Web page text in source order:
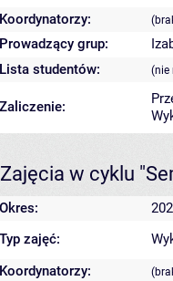
Koordynatorzy:
Prowadzący grup:
Lista studentów:
(nie
Zaliczenie:
Zajęcia w cyklu
Okres:
Typ zajęć:
Koordynatorzy: